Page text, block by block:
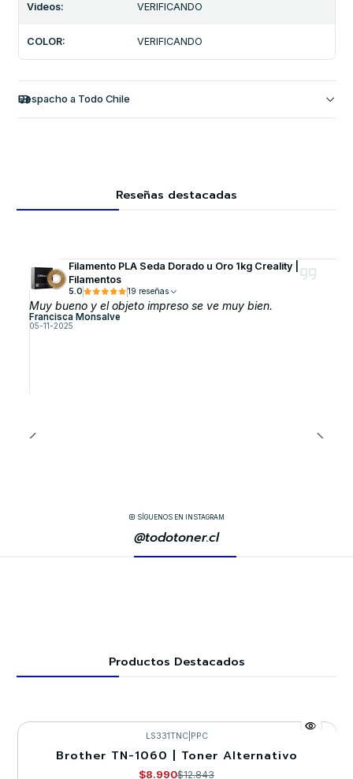
Videos: VERIFICANDO
COLOR: VERIFICANDO
Despacho a Todo Chile
Reseñas destacadas
Filamento PLA Seda Dorado u Oro 1kg Creality |
Filamentos
5.0 19 reseñas
Muy bueno y el objeto impreso se ve muy bien.
Francisca Monsalve
05-11-2025
SÍGUENOS EN INSTAGRAM
@todotoner.cl
Productos Destacados
-30%
LS331TNC| PPC
Brother TN-1060 | Toner Alternativo
$8.990$12.843